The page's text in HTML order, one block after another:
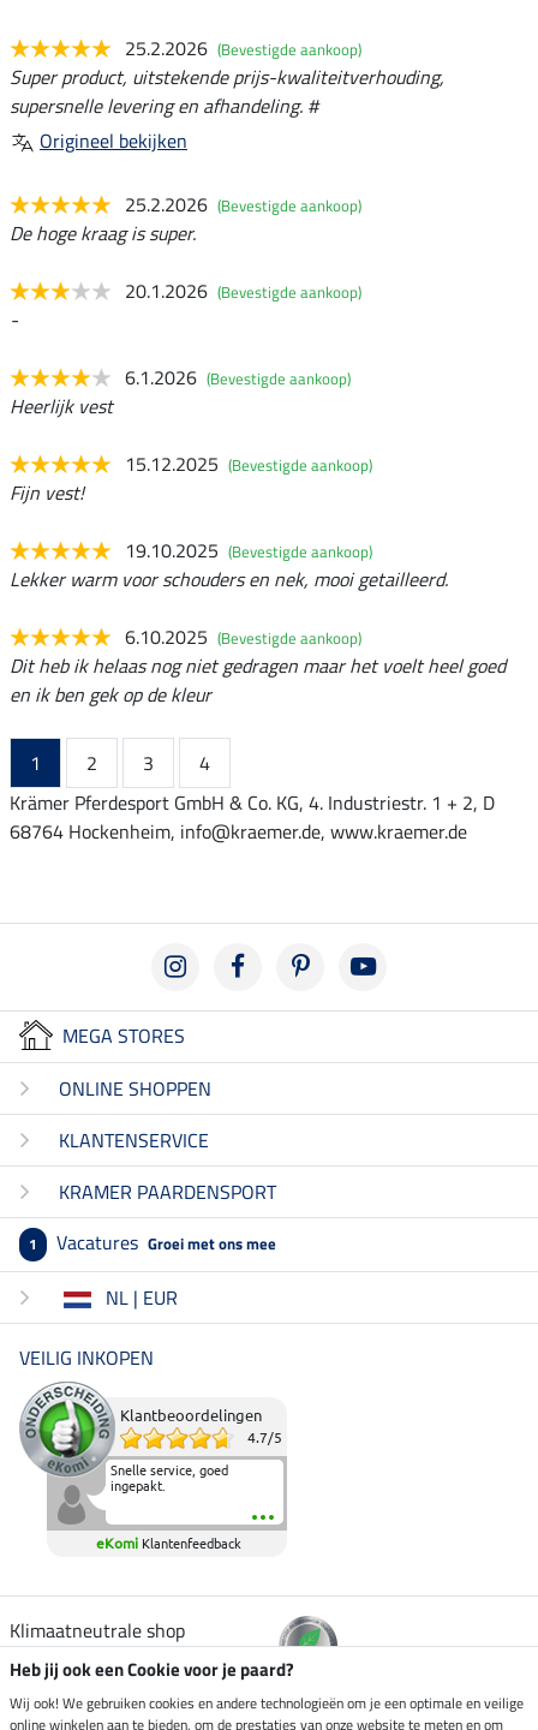
25.2.2026 (Bevestigde aankoop)
Super product, uitstekende prijs-kwaliteitverhouding,
supersnelle levering en afhandeling. #
Origineel bekijken
25.2.2026 (Bevestigde aankoop)
De hoge kraag is super.
20.1.2026 (Bevestigde aankoop)
-
6.1.2026 (Bevestigde aankoop)
Heerlijk vest
15.12.2025 (Bevestigde aankoop)
Fijn vest!
19.10.2025 (Bevestigde aankoop)
Lekker warm voor schouders en nek, mooi getailleerd.
6.10.2025 (Bevestigde aankoop)
Dit heb ik helaas nog niet gedragen maar het voelt heel goed
en ik ben gek op de kleur
1 2 3
4
Krämer Pferdesport GmbH & Co. KG, 4. Industriestr. 1 + 2, D
68764 Hockenheim, info@kraemer.de, www.kraemer.de
MEGA STORES
ONLINE SHOPPEN
KLANTENSERVICE
KRAMER PAARDENSPORT
1 Vacatures Groei met ons mee
NL | EUR
VEILIG INKOPEN
Klantbeoordelingen
4.7/5
Snelle service, goed
ingepakt.
eKomi Klantenfeedback
Klimaatneutrale shop
Verzending per
Heb jij ook een Cookie voor je paard?
Wij ook! We gebruiken cookies en andere technologieën om je een optimale en veilige
online winkelen aan te bieden, om de prestaties van onze website te meten en om